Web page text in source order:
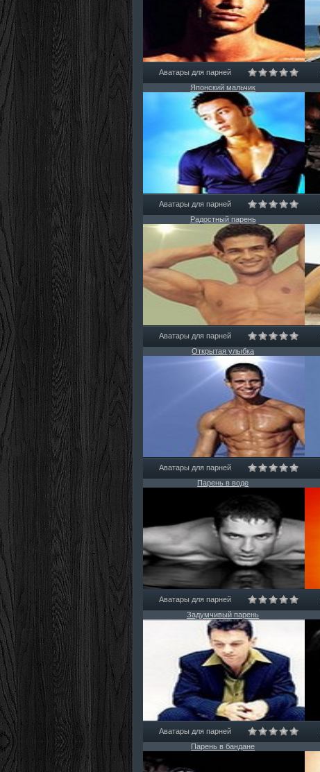
Аватары для парней
Японский мальчик
Аватары для парней
Радостный парень
Аватары для парней
Открытая улыбка
Аватары для парней
Парень в воде
Аватары для парней
Задумчивый парень
Аватары для парней
Парень в бандане